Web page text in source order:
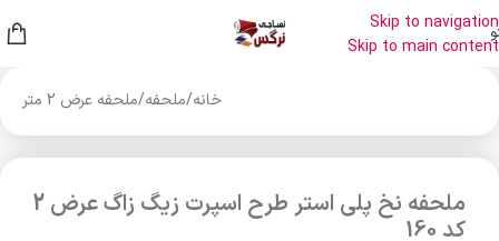
Skip to navigation
Skip to main content
خانه/ملحفه/ملحفه عرض 2 متر
ملحفه نخ پلی استر طرح اسپرت زیگ زاگ عرض 2
کد 160